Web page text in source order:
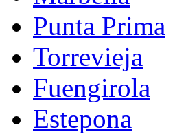
Punta Prima
Torrevieja
Fuengirola
Estepona